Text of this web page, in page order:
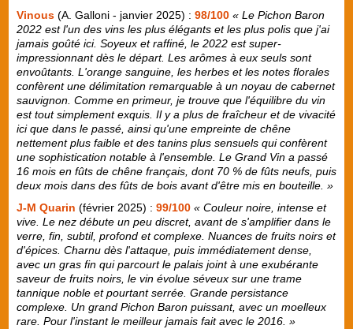
Vinous (A. Galloni - janvier 2025) : 98/100 « Le Pichon Baron
2022 est l'un des vins les plus élégants et les plus polis que j'ai
jamais goûté ici. Soyeux et raffiné, le 2022 est super-
impressionnant dès le départ. Les arômes à eux seuls sont
envoûtants. L'orange sanguine, les herbes et les notes florales
confèrent une délimitation remarquable à un noyau de cabernet
sauvignon. Comme en primeur, je trouve que l'équilibre du vin
est tout simplement exquis. Il y a plus de fraîcheur et de vivacité
ici que dans le passé, ainsi qu'une empreinte de chêne
nettement plus faible et des tanins plus sensuels qui confèrent
une sophistication notable à l'ensemble. Le Grand Vin a passé
16 mois en fûts de chêne français, dont 70 % de fûts neufs, puis
deux mois dans des fûts de bois avant d'être mis en bouteille. »
J-M Quarin (février 2025) : 99/100 « Couleur noire, intense et
vive. Le nez débute un peu discret, avant de s'amplifier dans le
verre, fin, subtil, profond et complexe. Nuances de fruits noirs et
d'épices. Charnu dès l'attaque, puis immédiatement dense,
avec un gras fin qui parcourt le palais joint à une exubérante
saveur de fruits noirs, le vin évolue séveux sur une trame
tannique noble et pourtant serrée. Grande persistance
complexe. Un grand Pichon Baron puissant, avec un moelleux
rare. Pour l'instant le meilleur jamais fait avec le 2016. »